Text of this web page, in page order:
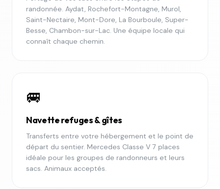
randonnée. Aydat, Rochefort-Montagne, Murol,
Saint-Nectaire, Mont-Dore, La Bourboule, Super-
Besse, Chambon-sur-Lac. Une équipe locale qui
connaît chaque chemin.
🚐
Navette refuges & gîtes
Transferts entre votre hébergement et le point de
départ du sentier. Mercedes Classe V 7 places
idéale pour les groupes de randonneurs et leurs
sacs. Animaux acceptés.